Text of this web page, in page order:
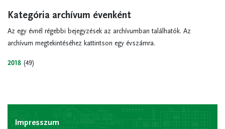
Kategória archívum évenként
Az egy évnél régebbi bejegyzések az archívumban találhatók. Az
archívum megtekintéséhez kattintson egy évszámra.
2018 (49)
Impresszum